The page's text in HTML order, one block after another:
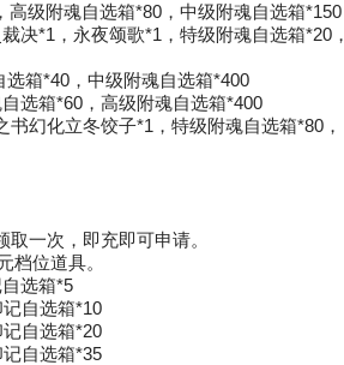
级附魂自选箱*80，中级附魂自选箱*150
决*1，永夜颂歌*1，特级附魂自选箱*20，
箱*40，中级附魂自选箱*400
选箱*60，高级附魂自选箱*400
幻化立冬饺子*1，特级附魂自选箱*80，
一次，即充即可申请。
档位道具。
选箱*5
自选箱*10
自选箱*20
自选箱*35